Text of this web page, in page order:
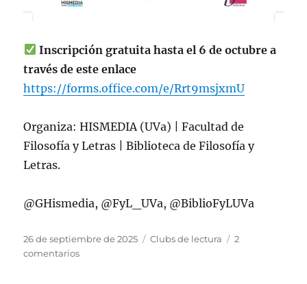
Inscripción gratuita hasta el 6 de octubre a
través de este enlace
https://forms.office.com/e/Rrt9msjxmU
Organiza: HISMEDIA (UVa) | Facultad de
Filosofía y Letras | Biblioteca de Filosofía y
Letras.
@GHismedia, @FyL_UVa, @BiblioFyLUVa
Publicado
el
26 de septiembre de 2025 Categorías
Clubs de lectura
2
comentariosen